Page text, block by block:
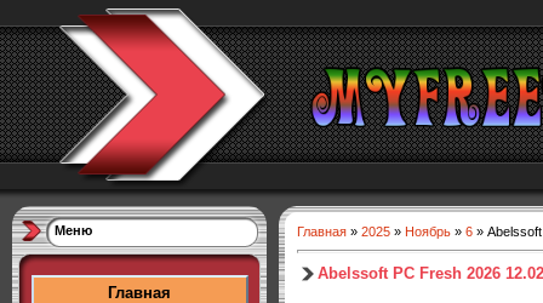
Меню
Главная
Главная » 2025 » Ноябрь » 6 »
Abelssoft PC Fresh 2026